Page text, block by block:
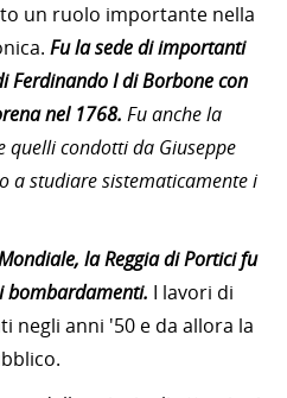
un ruolo importante nella
Fu la sede di importanti
Ferdinando I di Borbone con
nel 1768. Fu anche la
quelli condotti da Giuseppe
a studiare sistematicamente i
la Reggia di Portici fu
bombardamenti. I lavori di
negli anni '50 e da allora la